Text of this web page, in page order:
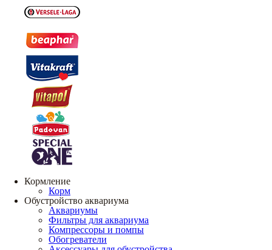
Кормление
Корм
Обустройство аквариума
Аквариумы
Фильтры для аквариума
Компрессоры и помпы
Обогреватели